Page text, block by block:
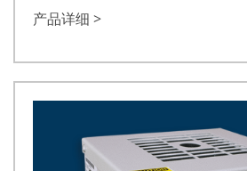
产品详细 >